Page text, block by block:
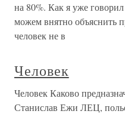
на 80%. Как я уже
можем внятно объяснить
человек не в
Человек
Человек Каково
Станислав Ежи ЛЕЦ,